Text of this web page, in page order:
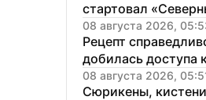
стартовал
08 августа 2026,
Рецепт
добилась доступа
08 августа 2026,
Сюрикены,